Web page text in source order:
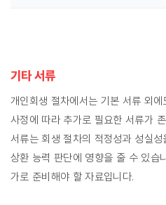
기타 서류
개인회생 절차에서는 기본 서류 외
사정에 따라 추가로 필요한 서류가
서류는 회생 절차의 적정성과 성실
상환 능력 판단에 영향을 줄 수 있습
가로 준비해야 할 자료입니다.